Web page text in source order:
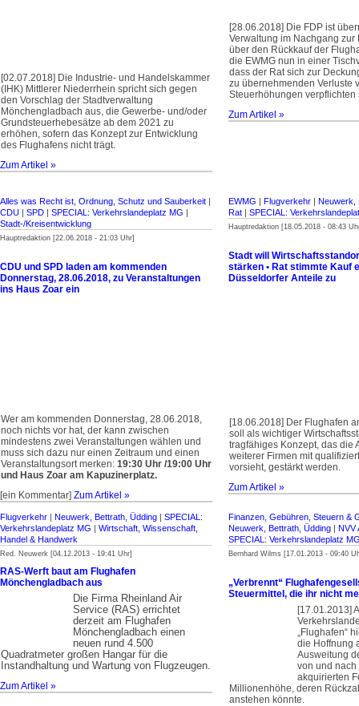
[02.07.2018] Die Industrie- und Handelskammer
(IHK) Mittlerer Niederrhein spricht sich gegen
den Vorschlag der Stadtverwaltung
Mönchengladbach aus, die Gewerbe- und/oder
Grundsteuerhebesätze ab dem 2021 zu
erhöhen, sofern das Konzept zur Entwicklung
des Flughafens nicht trägt.
Zum Artikel »
[28.06.2018] Die FDP ist
Verwaltung im Nachgang zur
über den Rückkauf der
die EWMG nun in einer
dass der Rat sich zur
zu übernehmenden Verluste
Steuerhöhungen verpflichten
Zum Artikel »
Alles was Recht ist, Ordnung, Schutz und Sauberkeit |
CDU | SPD | SPECIAL: Verkehrslandeplatz MG |
Stadt-/Kreisentwicklung
Hauptredaktion [22.06.2018 - 21:03 Uhr]
CDU und SPD laden am kommenden
Donnerstag, 28.06.2018, zu Veranstaltungen
ins Haus Zoar ein
Wer am kommenden Donnerstag, 28.06.2018,
noch nichts vor hat, der kann zwischen
mindestens zwei Veranstaltungen wählen und
muss sich dazu nur einen Zeitraum und einen
Veranstaltungsort merken: 19:30 Uhr /19:00 Uhr
und Haus Zoar am Kapuzinerplatz.
[ein Kommentar] Zum Artikel »
EWMG | Flugverkehr | Neuwerk,
Rat | SPECIAL:
Hauptredaktion [18.05.2018 - 08:43
Stadt will
stärken • Rat stimmte Kauf
Düsseldorfer Anteile zu
[18.06.2018] Der Flughafen
soll als wichtiger
tragfähiges Konzept, das die
weiterer Firmen mit
vorsieht, gestärkt werden.
Zum Artikel »
Flugverkehr | Neuwerk, Bettrath, Üdding | SPECIAL:
Verkehrslandeplatz MG | Wirtschaft, Wissenschaft,
Handel & Handwerk
Red. Neuwerk [04.12.2013 - 19:41 Uhr]
RAS-Werft baut am Flughafen
Mönchengladbach aus
Die Firma Rheinland Air
Service (RAS) errichtet
derzeit am Flughafen
Mönchengladbach einen
neuen rund 4.500
Quadratmeter großen Hangar für die
Instandhaltung und Wartung von Flugzeugen.
Zum Artikel »
Finanzen, Gebühren, Steuern &
Neuwerk, Bettrath, Üdding | NVV
SPECIAL: Verkehrslandeplatz
Bernhard Wilms [17.01.2013 - 09:40
„Verbrennt“
Steuermittel, die ihr nicht
[17.01.2013]
„Flughafen“
die Hoffnung
Ausweitung
von und nach
akquirierten
Millionenhöhe, deren
anstehen könnte.